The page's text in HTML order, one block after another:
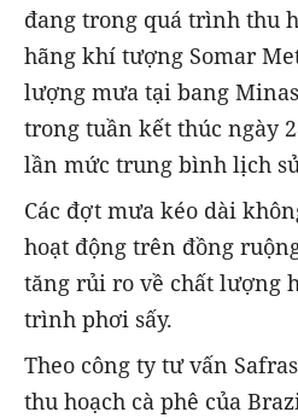
đang trong quá trình thu
hãng khí tượng Somar
lượng mưa tại bang
trong tuần kết thúc ngày
lần mức trung bình lịch
Các đợt mưa kéo dài
hoạt động trên đồng
tăng rủi ro về chất lượng
trình phơi sấy.
Theo công ty tư vấn
thu hoạch cà phê của